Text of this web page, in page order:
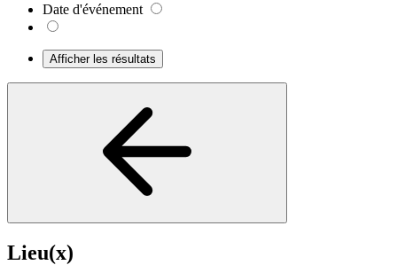
Date d'événement
Afficher les résultats
Lieu(x)